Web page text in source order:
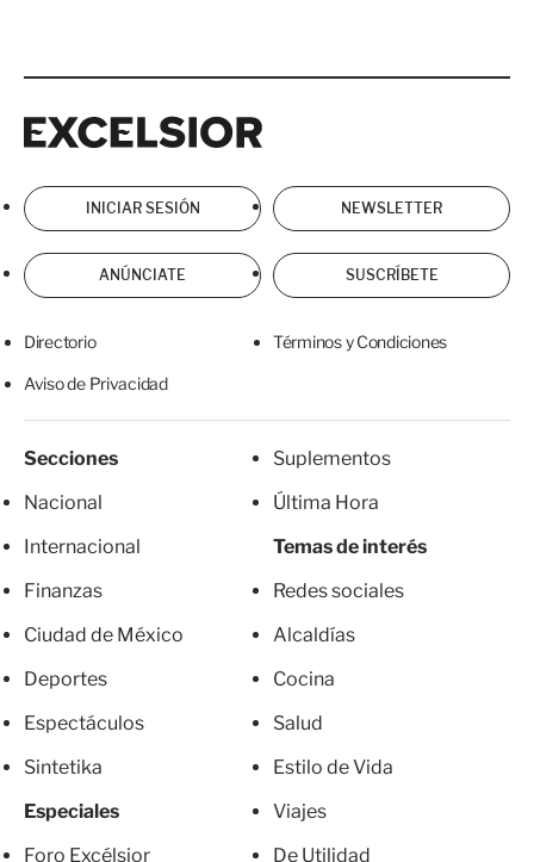
INICIAR SESIÓN NEWSLETTER
ANÚNCIATE SUSCRÍBETE
Directorio Términos y Condiciones
Aviso de Privacidad
Secciones
Nacional
Internacional
Finanzas
Ciudad de México
Deportes
Espectáculos
Sintetika
Especiales
Foro Excélsior
Suplementos
Última Hora
Temas de interés
Redes sociales
Alcaldías
Cocina
Salud
Estilo de Vida
Viajes
De Utilidad